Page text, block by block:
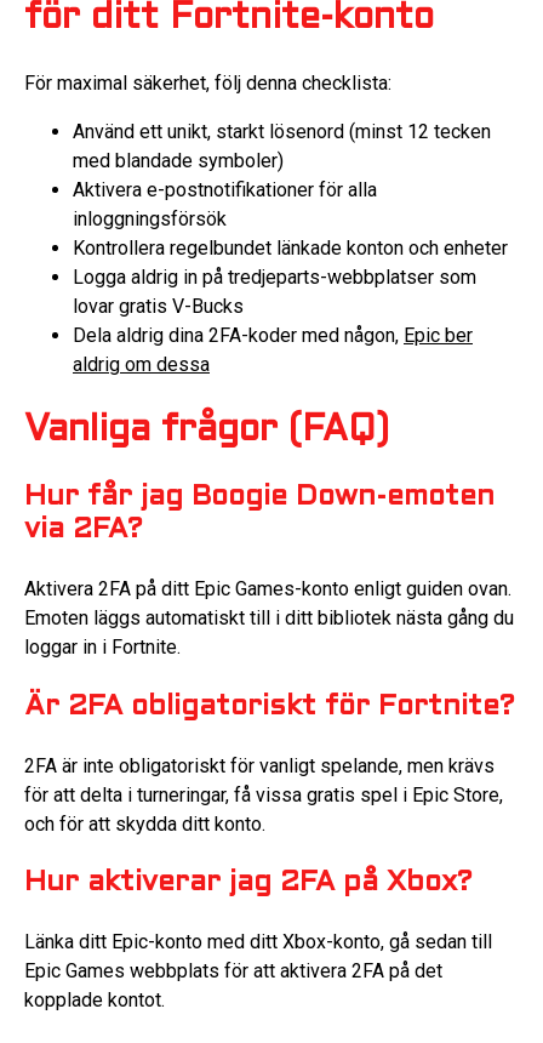
för ditt Fortnite-konto
För maximal säkerhet, följ denna checklista:
Använd ett unikt, starkt lösenord (minst 12 tecken
med blandade symboler)
Aktivera e-postnotifikationer för alla
inloggningsförsök
Kontrollera regelbundet länkade konton och enheter
Logga aldrig in på tredjeparts-webbplatser som
lovar gratis V-Bucks
Dela aldrig dina 2FA-koder med någon, Epic ber
aldrig om dessa
Vanliga frågor (FAQ)
Hur får jag Boogie Down-emoten
via 2FA?
Aktivera 2FA på ditt Epic Games-konto enligt guiden ovan.
Emoten läggs automatiskt till i ditt bibliotek nästa gång du
loggar in i Fortnite.
Är 2FA obligatoriskt för Fortnite?
2FA är inte obligatoriskt för vanligt spelande, men krävs
för att delta i turneringar, få vissa gratis spel i Epic Store,
och för att skydda ditt konto.
Hur aktiverar jag 2FA på Xbox?
Länka ditt Epic-konto med ditt Xbox-konto, gå sedan till
Epic Games webbplats för att aktivera 2FA på det
kopplade kontot.